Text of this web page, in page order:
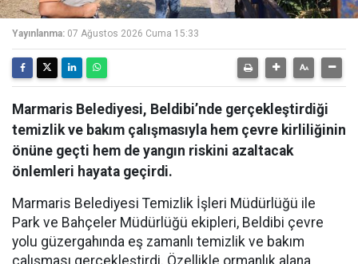
Yayınlanma: 07 Ağustos 2026 Cuma 15:33
Marmaris Belediyesi, Beldibi’nde gerçekleştirdiği
temizlik ve bakım çalışmasıyla hem çevre kirliliğinin
önüne geçti hem de yangın riskini azaltacak
önlemleri hayata geçirdi.
Marmaris Belediyesi Temizlik İşleri Müdürlüğü ile
Park ve Bahçeler Müdürlüğü ekipleri, Beldibi çevre
yolu güzergahında eş zamanlı temizlik ve bakım
çalışması gerçekleştirdi. Özellikle ormanlık alana